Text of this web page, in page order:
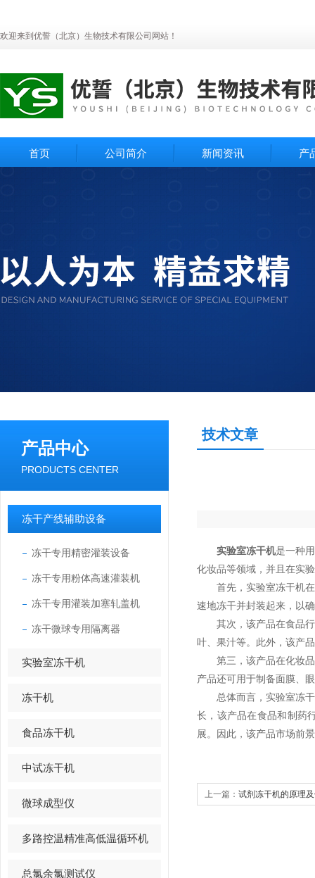
欢迎来到优誓（北京）生物技术有限公司网站！
首页 公司简介 新闻资讯 产
产品中心
PRODUCTS CENTER
冻干产线辅助设备
冻干专用精密灌装设备
冻干专用粉体高速灌装机
冻干专用灌装加塞轧盖机
冻干微球专用隔离器
实验室冻干机
冻干机
食品冻干机
中试冻干机
微球成型仪
多路控温精准高低温循环机
总氯余氯测试仪
技术文章
实验室冻干机是一种
化妆品等领域，并且在实
首先，实验室冻干机在
速地冻干并封装起来，以
其次，该产品在食品行
叶、果汁等。此外，该产
第三，该产品在化妆品
产品还可用于制备面膜、
总体而言，实验室冻干
长，该产品在食品和制药
展。因此，该产品市场前
上一篇： 试剂冻干机的原理